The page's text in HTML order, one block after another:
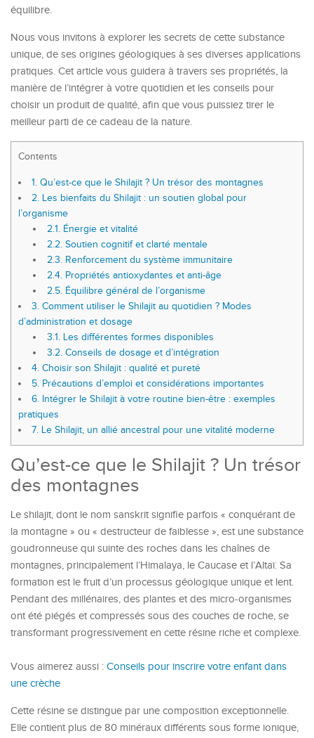
équilibre.
Nous vous invitons à explorer les secrets de cette substance
unique, de ses origines géologiques à ses diverses applications
pratiques. Cet article vous guidera à travers ses propriétés, la
manière de l’intégrer à votre quotidien et les conseils pour
choisir un produit de qualité, afin que vous puissiez tirer le
meilleur parti de ce cadeau de la nature.
Contents
1. Qu’est-ce que le Shilajit ? Un trésor des montagnes
2. Les bienfaits du Shilajit : un soutien global pour
l’organisme
2.1.Énergie et vitalité
2.2.Soutien cognitif et clarté mentale
2.3.Renforcement du système immunitaire
2.4.Propriétés antioxydantes et anti-âge
2.5.Équilibre général de l’organisme
3. Comment utiliser le Shilajit au quotidien ? Modes
d’administration et dosage
3.1.Les différentes formes disponibles
3.2.Conseils de dosage et d’intégration
4. Choisir son Shilajit : qualité et pureté
5. Précautions d’emploi et considérations importantes
6. Intégrer le Shilajit à votre routine bien-être : exemples
pratiques
7. Le Shilajit, un allié ancestral pour une vitalité moderne
Qu’est-ce que le Shilajit ? Un trésor
des montagnes
Le shilajit, dont le nom sanskrit signifie parfois « conquérant de
la montagne » ou « destructeur de faiblesse », est une substance
goudronneuse qui suinte des roches dans les chaînes de
montagnes, principalement l’Himalaya, le Caucase et l’Altaï. Sa
formation est le fruit d’un processus géologique unique et lent.
Pendant des millénaires, des plantes et des micro-organismes
ont été piégés et compressés sous des couches de roche, se
transformant progressivement en cette résine riche et complexe.
Vous aimerez aussi : Conseils pour inscrire votre enfant dans
une crèche
Cette résine se distingue par une composition exceptionnelle.
Elle contient plus de 80 minéraux différents sous forme ionique,